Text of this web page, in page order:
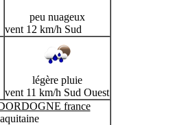
peu nuageux
vent 12 km/h Sud
légère pluie
vent 11 km/h Sud Ouest
france